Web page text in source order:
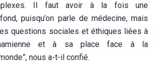
Il faut avoir à la fois une
puisqu’on parle de médecine, mais
questions sociales et éthiques liées à
et à sa place face à la
nous a-t-il confié.